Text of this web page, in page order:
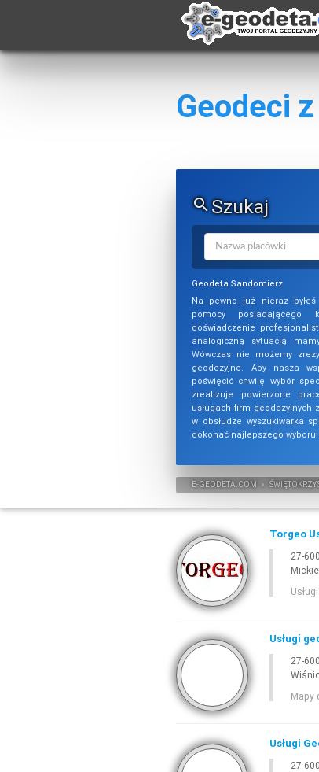
Geodeci
Szukaj
Geodeta Sandomierz
Na pewno już nieraz
pomocy posiadającego
doświadczenie
analogiczną sytuacją
Wówczas nie możemy
geodezyjne. Aby nasza
poświęcić chwilę wybór
zrealizuje powierzone
usługach firm
w obsłudze wyszukiwarka
dokonać najlepszego wyboru.
E-GEODETA.COM »
Torgeo
27-
Usługi
27-
Mapy
Usługi
27-